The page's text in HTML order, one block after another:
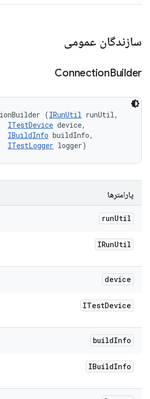
سازندگان عمومی
ConnectionBuilder
(IRunUtil runUtil,
ITestDevice device,
IBuildInfo buildInfo,
ITestLogger logger)
پارامترها
runUtil
IRunUtil
device
ITestDevice
buildInfo
IBuildInfo